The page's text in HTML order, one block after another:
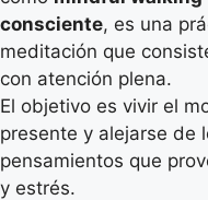
consciente, es una
meditación que
con atención plena.
El objetivo es vivir el
presente y alejarse de
pensamientos que
y estrés.